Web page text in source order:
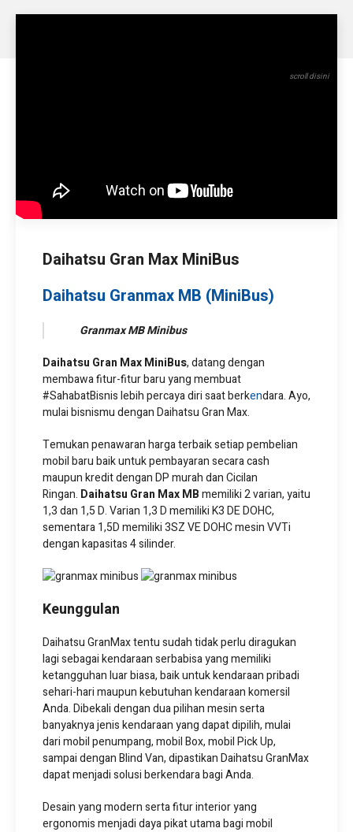
IDR 194.750.000
IDR 241.900.000
Daihatsu Gran Max MiniBus
Daihatsu Granmax MB (MiniBus)
Granmax MB Minibus
Daihatsu Gran Max MiniBus, datang dengan
membawa fitur-fitur baru yang membuat
#SahabatBisnis lebih percaya diri saat berkendara. Ayo,
mulai bisnismu dengan Daihatsu Gran Max.
Temukan penawaran harga terbaik setiap pembelian
mobil baru baik untuk pembayaran secara cash
maupun kredit dengan DP murah dan Cicilan
Ringan. Daihatsu Gran Max MBmemiliki 2 varian, yaitu
1,3 dan 1,5 D. Varian 1,3 D memiliki K3 DE DOHC,
sementara 1,5D memiliki 3SZ VE DOHC mesin VVTi
dengan kapasitas 4 silinder.
Keunggulan
Daihatsu GranMax tentu sudah tidak perlu diragukan
lagi sebagai kendaraan serbabisa yang memiliki
ketangguhan luar biasa, baik untuk kendaraan pribadi
sehari-hari maupun kebutuhan kendaraan komersil
Anda. Dibekali dengan dua pilihan mesin serta
banyaknya jenis kendaraan yang dapat dipilih, mulai
dari mobil penumpang, mobil Box, mobil Pick Up,
sampai dengan Blind Van, dipastikan Daihatsu GranMax
dapat menjadi solusi berkendara bagi Anda.
Desain yang modern serta fitur interior yang
ergonomis menjadi daya pikat utama bagi mobil